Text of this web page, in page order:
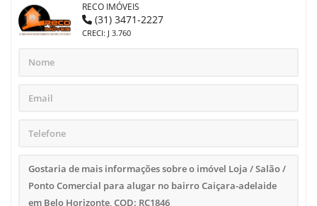
RECO IMÓVEIS
(31) 3471-2227
CRECI: J 3.760